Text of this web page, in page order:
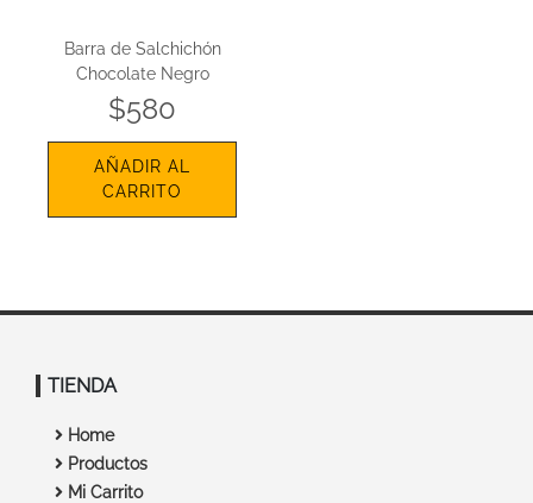
Barra de Salchichón
Chocolate Negro
$580
AÑADIR AL
CARRITO
TIENDA
Home
Productos
Mi Carrito